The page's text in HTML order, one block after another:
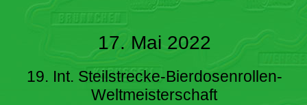
17. Mai 2022
19. Int. Steilstrecke-Bierdosenrollen-
Weltmeisterschaft